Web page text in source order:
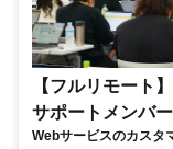
【フルリモート
サポートメンバー
Webサービスのカスタ